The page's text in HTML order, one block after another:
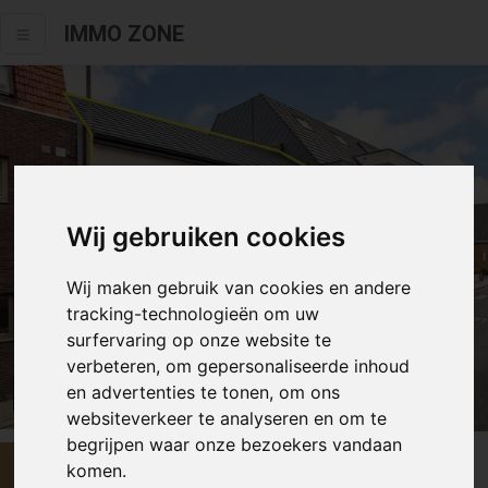
Wij gebruiken cookies
Wij maken gebruik van cookies en andere
tracking-technologieën om uw
surfervaring op onze website te
verbeteren, om gepersonaliseerde inhoud
en advertenties te tonen, om ons
websiteverkeer te analyseren en om te
begrijpen waar onze bezoekers vandaan
komen.
IMMO ZONE
Alle fotos
€ 199 000